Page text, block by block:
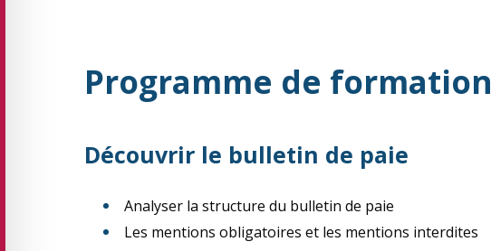
Programme de formation
Découvrir le bulletin de paie
Analyser la structure du bulletin de paie
Les mentions obligatoires et les mentions interdites